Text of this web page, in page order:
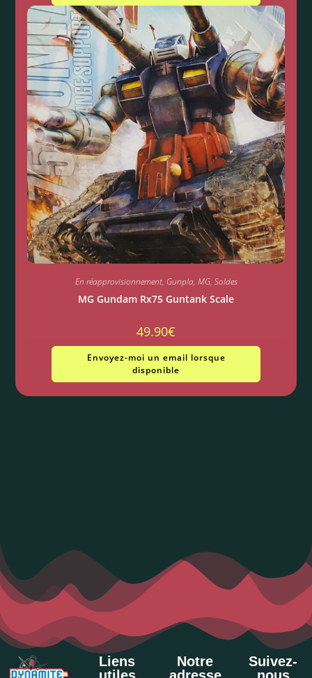
En réapprovisionnement, Gunpla, MG, Soldes
MG Gundam Rx75 Guntank Scale
49.90€
Envoyez-moi un email lorsque
disponible
Liens
Notre
Suivez-